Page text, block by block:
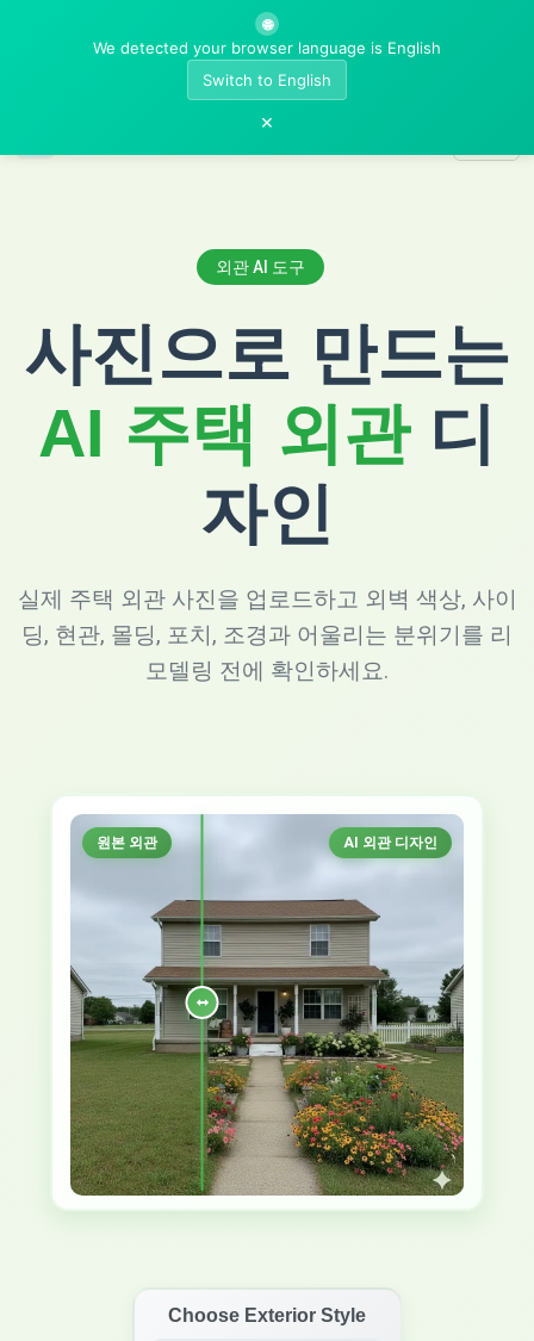
🌐
We detected your browser language is English
Switch to English
×
AI Room Designer
외관 AI 도구
사진으로 만드는
AI 주택 외관디
자인
실제 주택 외관 사진을 업로드하고 외벽 색상, 사이
딩, 현관, 몰딩, 포치, 조경과 어울리는 분위기를 리
모델링 전에 확인하세요.
원본 외관 AI 외관 디자인
Choose Exterior Style